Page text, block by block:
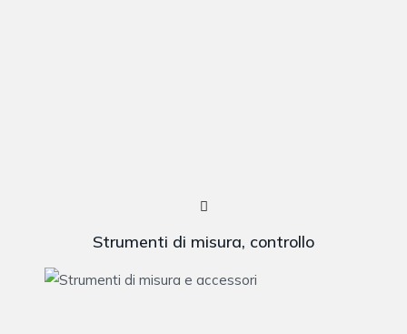
Strumenti di misura, controllo